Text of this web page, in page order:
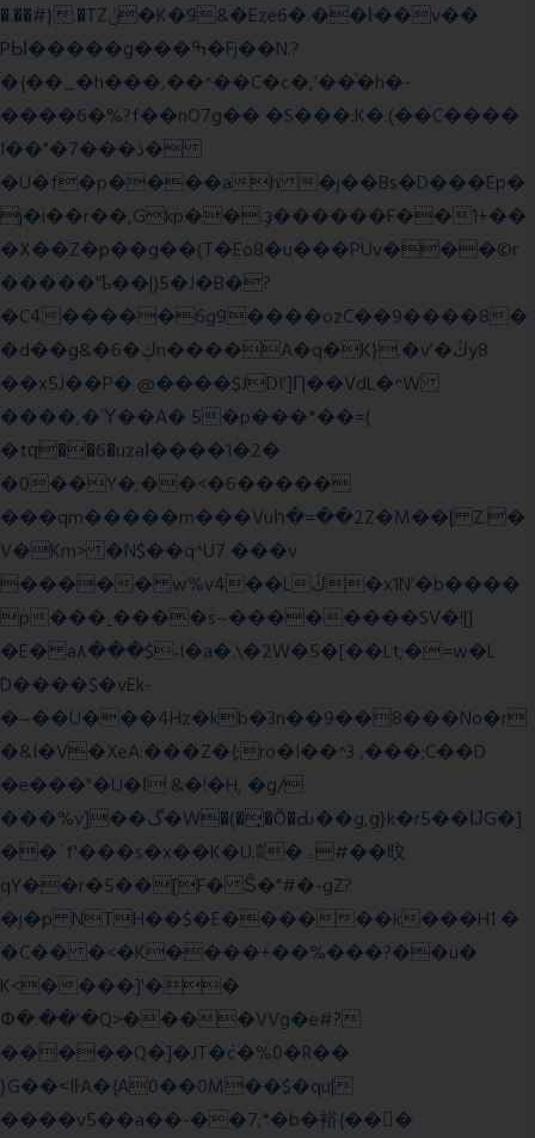
�.��#}.�TZݩ�K�9&�Eze6�.��ŀ��v��
PЫ�����g���ߒ�Fj��N.?
�{��_�h���,��^��C�c�,'��ͦ�h�-
����6�%?f��nO7 g�� �S���:K�.(��C����
I��"�7 ���ڎ�
�U�f�p����ah �j��Bs�D���Ep�
j�i��r��,Gkp��.ҙ������F��1+��
�X��Z�p��g��(T�Eo8�u���PUv���©r
�����"ҍ��|)5�J�B�?
�C4�����6g9����ozC��9����8�
�d��g&�6�ڮn����A�q�K}.�v'�ڭy8
��x5J��P� @����$JDI']Ƞ��VdL�^W
����,�Ύ��A� 5�p���*��=(
�tԛ��6�uzaІ����1�2�
�0��Y�;��<�6�����
���qm�����m���Vuհ�=��2Z�M��ɭ Z.�
V�Km> �N$��q^U7 ���v
����� w%v4��Lڭ�x1N'�b����
p���˿����s~��������SV�![|
�E� a٨���$˖I�a�.\�2W�5�[��Lt;�=w�L
D����$�vEk-
�~��U���4Hz�kb�3n��9��8���No�r
�&I�V�XeA:���Z�{;ro�I��^3 ,���;C��D
�e���"�U�ǀ &�!�H, �g/
���%v]��گ�W�(�̟�Õ�Ԃ��g,g}k�r5��ĲG�]
��`f'���s�x��K�U.ʬ�ۃ#��旼
qY��r�5��[F� Ŝ�"#�-gZ?
�j�p NTH��$�E������k���H1 �
�C�� �<�K����+��%���?��u�
K<����]'��
Փ�:��'�Q>����VVg�e#?
�����Q�]�JT�݁c�%0�R��
}G��˂IŀA�{A0��0M��$�qu|
����v5��a��-��7;*�b�裕{���ً